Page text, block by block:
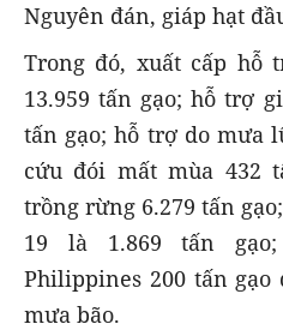
Nguyên đán, giáp hạt
Trong đó, xuất cấp hỗ
13.959 tấn gạo; hỗ trợ
tấn gạo; hỗ trợ do mưa
cứu đói mất mùa 432
trồng rừng 6.279 tấn
19 là 1.869 tấn
Philippines 200 tấn gạo
mưa bão.